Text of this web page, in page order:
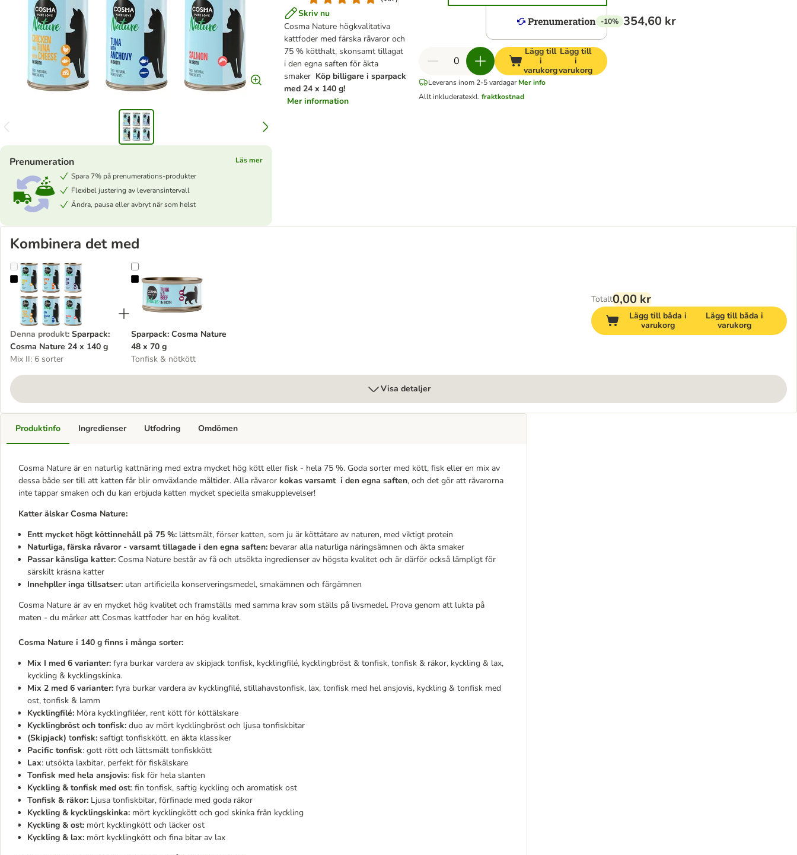
Skriv nu
Cosma Nature högkvalitativa
kattfoder med färska råvaror och
75 % kötthalt, skonsamt tillagat
i den egna saften för äkta
smaker Köp billigare i sparpack
med 24 x 140 g!
Mer information
Prenumeration
Läs mer
Spara 7% på prenumerations-produkter
Flexibel justering av leveransintervall
Ändra, pausa eller avbryt när som helst
-10% 354,60 kr
Lägg till
i
varukorg
Lägg till
i
varukorg
Leverans inom 2-5 vardagar Mer info
Allt inkluderatexkl.fraktkostnad
Kombinera det med
Sparpack: Cosma Nature 24 x 140 g
Denna produkt: Sparpack:
Cosma Nature 24 x 140 g
Mix II: 6 sorter
Sparpack: Cosma Nature 48 x 70 g
Sparpack: Cosma Nature
48 x 70 g
Tonfisk & nötkött
Totalt0,00 kr
Lägg till båda i
varukorg
Lägg till båda i
varukorg
Visa detaljer
Produktinfo
Cosma Nature är en naturlig kattnäring med extra mycket hög kött eller fisk - hela 75 %. Goda sorter med kött, fisk eller en mix av
dessa både ser till att katten får blir omväxlande måltider. Alla råvaror kokas varsamt i den egna saften, och det gör att råvarorna
inte tappar smaken och du kan erbjuda katten mycket speciella smakupplevelser!
Katter älskar Cosma Nature:
Entt mycket högt köttinnehåll på 75 %: lättsmält, förser katten, som ju är köttätare av naturen, med viktigt protein
Naturliga, färska råvaror - varsamt tillagade i den egna saften: bevarar alla naturliga näringsämnen och äkta smaker
Passar känsliga katter: Cosma Nature består av få och utsökta ingredienser av högsta kvalitet och är därför också lämpligt för
särskilt kräsna katter
Innehpller inga tillsatser: utan artificiella konserveringsmedel, smakämnen och färgämnen
Cosma Nature är av en mycket hög kvalitet och framställs med samma krav som ställs på livsmedel. Prova genom att lukta på
maten - du märker att Cosmas kattfoder har en hög kvalitet.
Cosma Nature i 140 g finns i många sorter:
Mix I med 6 varianter: fyra burkar vardera av skipjack tonfisk, kycklingfilé, kycklingbröst & tonfisk, tonfisk & räkor, kyckling & lax,
kyckling & kycklingskinka.
Mix 2 med 6 varianter: fyra burkar vardera av kycklingfilé, stillahavstonfisk, lax, tonfisk med hel ansjovis, kyckling & tonfisk med
ost, tonfisk & lamm
Kycklingfilé: Möra kycklingfiléer, rent kött för köttälskare
Kycklingbröst och tonfisk: duo av mört kycklingbröst och ljusa tonfiskbitar
(Skipjack) tonfisk: saftigt tonfiskkött, en äkta klassiker
Pacific tonfisk: gott rött och lättsmält tonfiskkött
Lax: utsökta laxbitar, perfekt för fiskälskare
Tonfisk med hela ansjovis: fisk för hela slanten
Kyckling & tonfisk med ost: fin tonfisk, saftig kyckling och aromatisk ost
Tonfisk & räkor: Ljusa tonfiskbitar, förfinade med goda räkor
Kyckling & kycklingskinka: mört kycklingkött och god skinka från kyckling
Kyckling & ost: mört kycklingkött och läcker ost
Kyckling & lax: mört kycklingkött och fina bitar av lax
Ingredienser Utfodring Omdömen